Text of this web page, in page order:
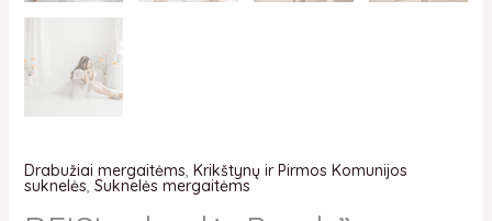
Drabužiai mergaitėms, Krikštynų ir Pirmos Komunijos
suknelės, Suknelės mergaitėms